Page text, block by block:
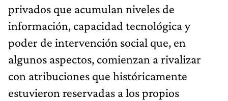
privados que acumulan niveles de
información, capacidad tecnológica y
poder de intervención social que, en
algunos aspectos, comienzan a rivalizar
con atribuciones que históricamente
estuvieron reservadas a los propios